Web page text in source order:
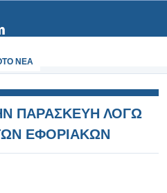
NEA
ΠΑΡΑΣΚΕΥΗ ΛΟΓΩ
ΕΦΟΡΙΑΚΩΝ